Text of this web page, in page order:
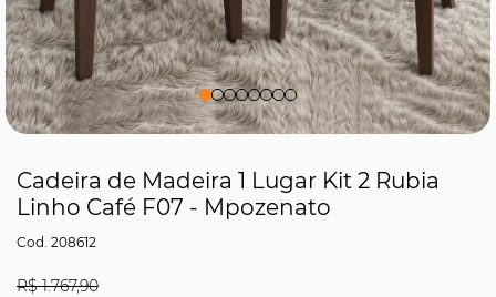
Cadeira de Madeira 1 Lugar Kit 2 Rubia
Linho Café F07 - Mpozenato
208612
R$ 1.767,90